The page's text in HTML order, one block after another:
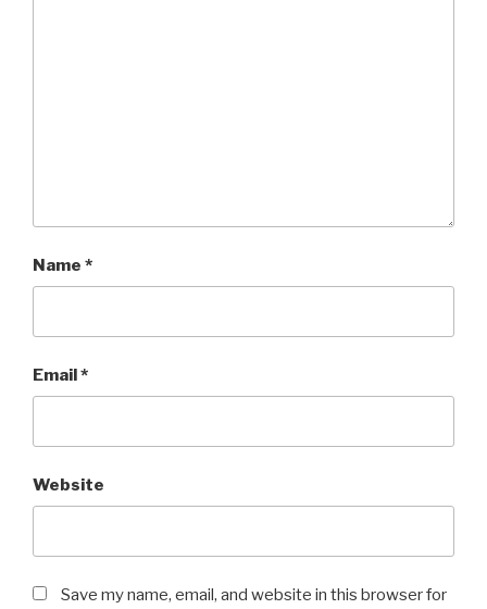
Name *
Email*
Website
Save my name, email, and website in this browser for